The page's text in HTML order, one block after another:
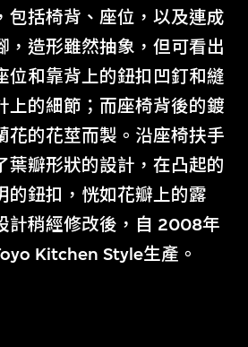
包括椅背、座位，以及連成
，造形雖然抽象，但可看出
位和靠背上的鈕扣凹釘和縫
上的細節；而座椅背後的鍍
花的花莖而製。沿座椅扶手
葉瓣形狀的設計，在凸起的
的鈕扣，恍如花瓣上的露
計稍經修改後，自 2008年
Kitchen Style生產。